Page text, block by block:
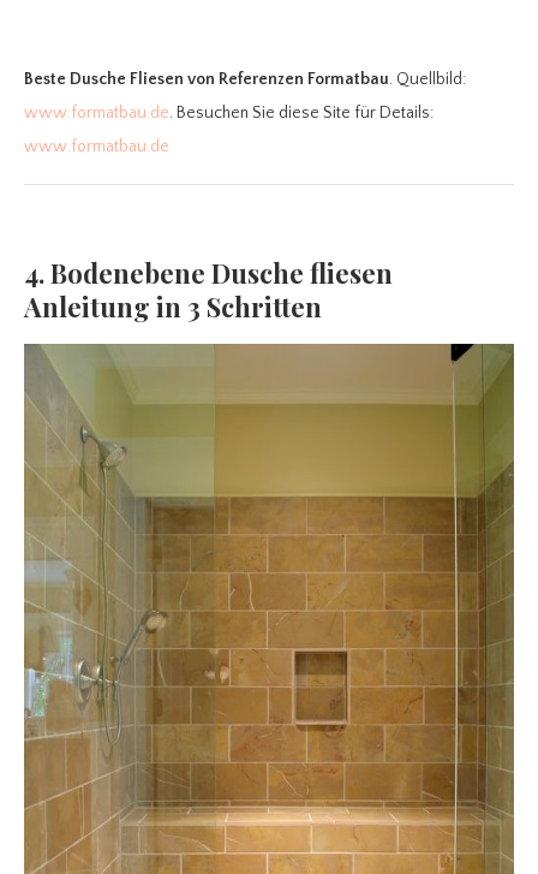
Beste Dusche Fliesen von Referenzen Formatbau. Quellbild:
www.formatbau.de. Besuchen Sie diese Site für Details:
www.formatbau.de
4. Bodenebene Dusche fliesen
Anleitung in 3 Schritten